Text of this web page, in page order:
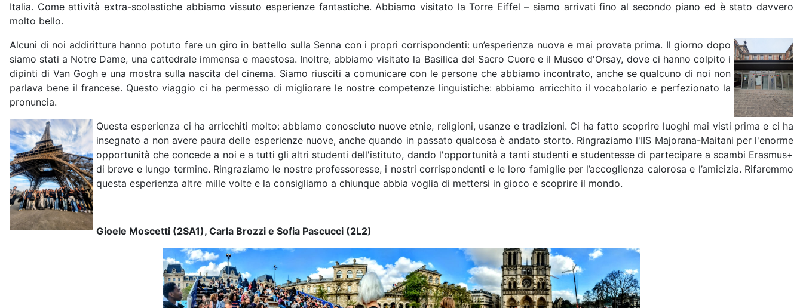
Italia. Come attività extra-scolastiche abbiamo vissuto esperienze fantastiche. Abbiamo visitato la Torre Eiffel – siamo arrivati fino al secondo piano ed è stato davvero
molto bello.
Alcuni di noi addirittura hanno potuto fare un giro in battello sulla Senna con i propri corrispondenti: un’esperienza nuova e mai provata prima. Il giorno dopo
siamo stati a Notre Dame, una cattedrale immensa e maestosa. Inoltre, abbiamo visitato la Basilica del Sacro Cuore e il Museo d'Orsay, dove ci hanno colpito i
dipinti di Van Gogh e una mostra sulla nascita del cinema. Siamo riusciti a comunicare con le persone che abbiamo incontrato, anche se qualcuno di noi non
parlava bene il francese. Questo viaggio ci ha permesso di migliorare le nostre competenze linguistiche: abbiamo arricchito il vocabolario e perfezionato la
pronuncia.
Questa esperienza ci ha arricchiti molto: abbiamo conosciuto nuove etnie, religioni, usanze e tradizioni. Ci ha fatto scoprire luoghi mai visti prima e ci ha
insegnato a non avere paura delle esperienze nuove, anche quando in passato qualcosa è andato storto. Ringraziamo l'IIS Majorana-Maitani per l'enorme
opportunità che concede a noi e a tutti gli altri studenti dell'istituto, dando l'opportunità a tanti studenti e studentesse di partecipare a scambi Erasmus+
di breve e lungo termine. Ringraziamo le nostre professoresse, i nostri corrispondenti e le loro famiglie per l’accoglienza calorosa e l’amicizia. Rifaremmo
questa esperienza altre mille volte e la consigliamo a chiunque abbia voglia di mettersi in gioco e scoprire il mondo.
Gioele Moscetti (2SA1), Carla Brozzi e Sofia Pascucci (2L2)